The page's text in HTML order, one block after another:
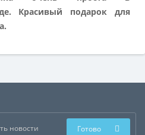
Красивый подарок для
Готово